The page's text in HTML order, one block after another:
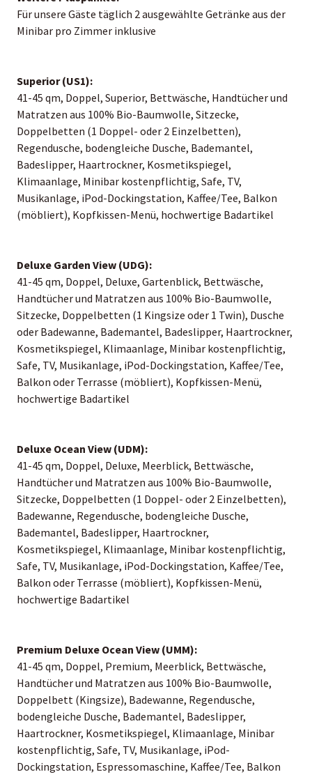
Für unsere Gäste täglich 2 ausgewählte Getränke aus der
Minibar pro Zimmer inklusive
Superior (US1):
41-45 qm, Doppel, Superior, Bettwäsche, Handtücher und
Matratzen aus 100% Bio-Baumwolle, Sitzecke,
Doppelbetten (1 Doppel- oder 2 Einzelbetten),
Regendusche, bodengleiche Dusche, Bademantel,
Badeslipper, Haartrockner, Kosmetikspiegel,
Klimaanlage, Minibar kostenpflichtig, Safe, TV,
Musikanlage, iPod-Dockingstation, Kaffee/Tee, Balkon
(möbliert), Kopfkissen-Menü, hochwertige Badartikel
Deluxe Garden View (UDG):
41-45 qm, Doppel, Deluxe, Gartenblick, Bettwäsche,
Handtücher und Matratzen aus 100% Bio-Baumwolle,
Sitzecke, Doppelbetten (1 Kingsize oder 1 Twin), Dusche
oder Badewanne, Bademantel, Badeslipper, Haartrockner,
Kosmetikspiegel, Klimaanlage, Minibar kostenpflichtig,
Safe, TV, Musikanlage, iPod-Dockingstation, Kaffee/Tee,
Balkon oder Terrasse (möbliert), Kopfkissen-Menü,
hochwertige Badartikel
Deluxe Ocean View (UDM):
41-45 qm, Doppel, Deluxe, Meerblick, Bettwäsche,
Handtücher und Matratzen aus 100% Bio-Baumwolle,
Sitzecke, Doppelbetten (1 Doppel- oder 2 Einzelbetten),
Badewanne, Regendusche, bodengleiche Dusche,
Bademantel, Badeslipper, Haartrockner,
Kosmetikspiegel, Klimaanlage, Minibar kostenpflichtig,
Safe, TV, Musikanlage, iPod-Dockingstation, Kaffee/Tee,
Balkon oder Terrasse (möbliert), Kopfkissen-Menü,
hochwertige Badartikel
Premium Deluxe Ocean View (UMM):
41-45 qm, Doppel, Premium, Meerblick, Bettwäsche,
Handtücher und Matratzen aus 100% Bio-Baumwolle,
Doppelbett (Kingsize), Badewanne, Regendusche,
bodengleiche Dusche, Bademantel, Badeslipper,
Haartrockner, Kosmetikspiegel, Klimaanlage, Minibar
kostenpflichtig, Safe, TV, Musikanlage, iPod-
Dockingstation, Espressomaschine, Kaffee/Tee, Balkon